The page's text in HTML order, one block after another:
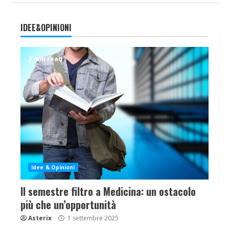
IDEE&OPINIONI
2 min read
Idee & Opinioni
Il semestre filtro a Medicina: un ostacolo
più che un’opportunità
Asterix 1 settembre 2025